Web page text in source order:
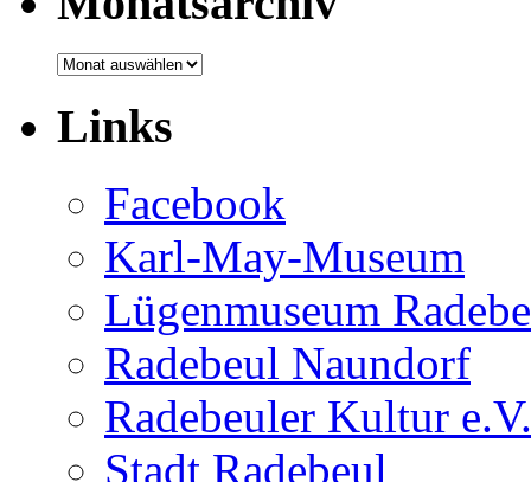
Monatsarchiv
Links
Facebook
Karl-May-Museum
Lügenmuseum
Radebeul Naundorf
Radebeuler Kultur e.V.
Stadt Radebeul